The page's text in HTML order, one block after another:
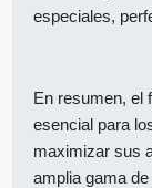
especiales,
En resumen, el
esencial para
maximizar sus
amplia gama